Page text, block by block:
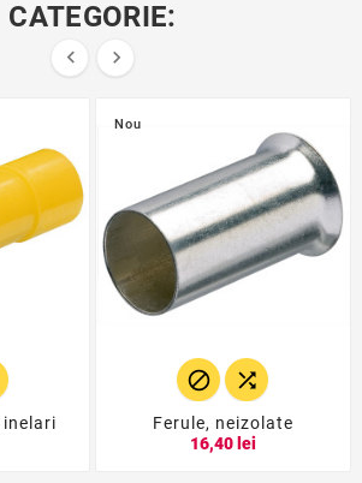
CATEGORIE:
 
Nou
 
Ferule, neizolate
16,40 lei